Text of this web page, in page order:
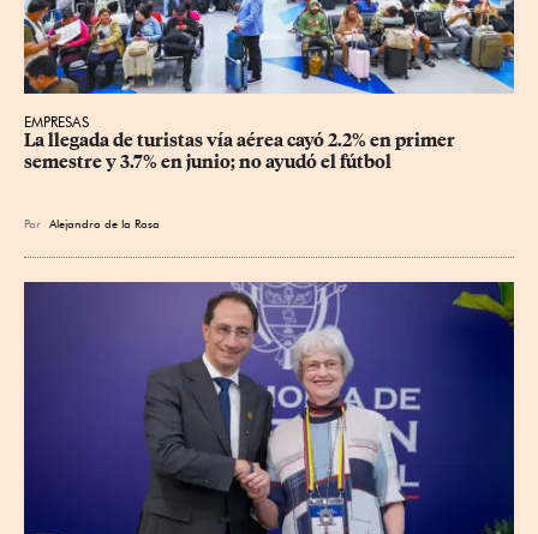
EMPRESAS
La llegada de turistas vía aérea cayó 2.2% en primer
semestre y 3.7% en junio; no ayudó el fútbol
Por Alejandro de la Rosa